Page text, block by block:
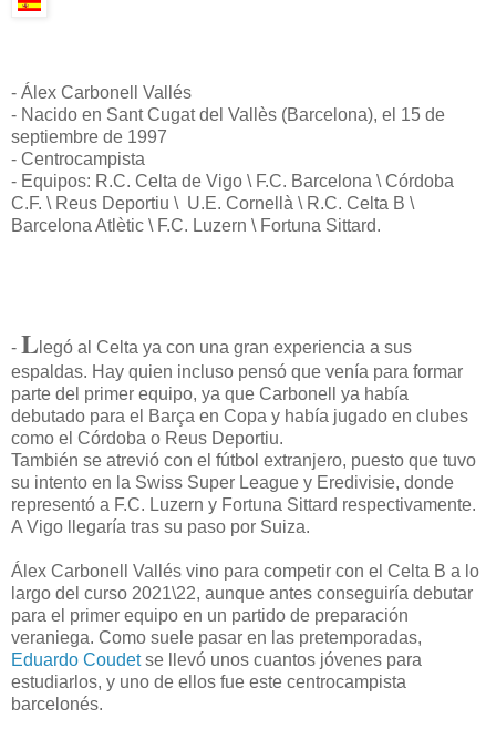
- Álex Carbonell Vallés
- Nacido en Sant Cugat del Vallès (Barcelona), el 15 de
septiembre de 1997
- Centrocampista
- Equipos: R.C. Celta de Vigo \ F.C. Barcelona \ Córdoba
C.F. \ Reus Deportiu \ U.E. Cornellà \ R.C. Celta B \
Barcelona Atlètic \ F.C. Luzern \ Fortuna Sittard.
- L legó al Celta ya con una gran experiencia a sus
espaldas. Hay quien incluso pensó que venía para formar
parte del primer equipo, ya que Carbonell ya había
debutado para el Barça en Copa y había jugado en clubes
como el Córdoba o Reus Deportiu.
También se atrevió con el fútbol extranjero, puesto que tuvo
su intento en la Swiss Super League y Eredivisie, donde
representó a F.C. Luzern y Fortuna Sittard respectivamente.
A Vigo llegaría tras su paso por Suiza.
Álex Carbonell Vallés vino para competir con el Celta B a lo
largo del curso 2021\22, aunque antes conseguiría debutar
para el primer equipo en un partido de preparación
veraniega. Como suele pasar en las pretemporadas,
Eduardo Coudetse llevó unos cuantos jóvenes para
estudiarlos, y uno de ellos fue este centrocampista
barcelonés.